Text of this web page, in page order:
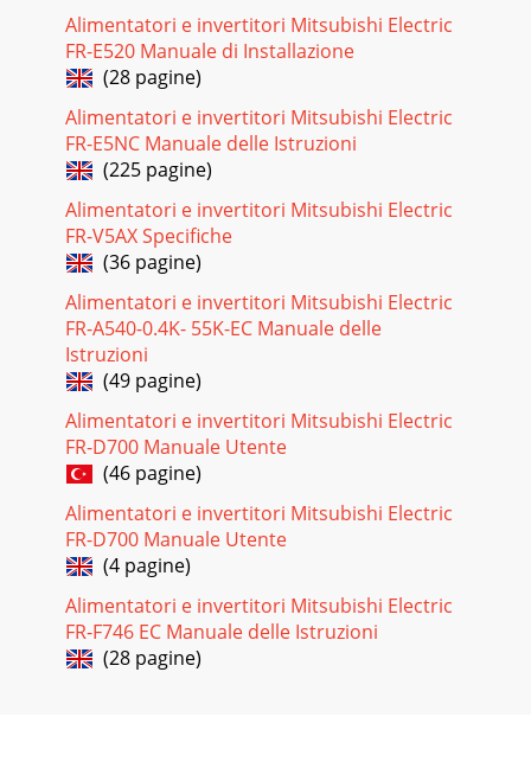
Alimentatori e invertitori Mitsubishi Electric
FR-E520 Manuale di Installazione
(28 pagine)
Alimentatori e invertitori Mitsubishi Electric
FR-E5NC Manuale delle Istruzioni
(225 pagine)
Alimentatori e invertitori Mitsubishi Electric
FR-V5AX Specifiche
(36 pagine)
Alimentatori e invertitori Mitsubishi Electric
FR-A540-0.4K- 55K-EC Manuale delle
Istruzioni
(49 pagine)
Alimentatori e invertitori Mitsubishi Electric
FR-D700 Manuale Utente
(46 pagine)
Alimentatori e invertitori Mitsubishi Electric
FR-D700 Manuale Utente
(4 pagine)
Alimentatori e invertitori Mitsubishi Electric
FR-F746 EC Manuale delle Istruzioni
(28 pagine)